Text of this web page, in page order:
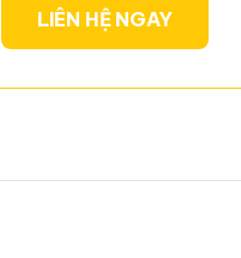
LIÊN HỆ NGAY